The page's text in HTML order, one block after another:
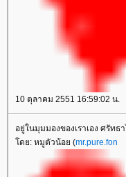
10 ตุลาคม 2551 16:59:02 น.
อยู่ในมุมมองของเราเอง ศรัทธา
ดย: หมูตัวน้อย (mr.pure.fon